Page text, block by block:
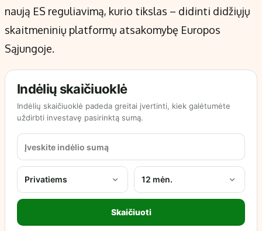
naują ES reguliavimą, kurio tikslas – didinti didžiųjų
skaitmeninių platformų atsakomybę Europos
Sąjungoje.